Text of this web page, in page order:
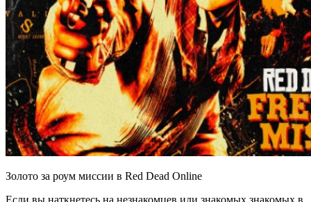
Золото за роум миссии в Red Dead Online
Если вы наткнетесь на незнакомцев или знакомых знакомых в